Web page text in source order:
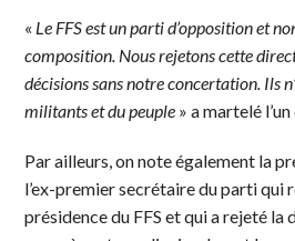
« Le FFS est un parti d’opposition et
composition. Nous rejetons cette
décisions sans notre concertation. Ils
militants et du peuple » a martelé
Par ailleurs, on note également la
l’ex-premier secrétaire du parti qui
présidence du FFS et qui a rejeté la